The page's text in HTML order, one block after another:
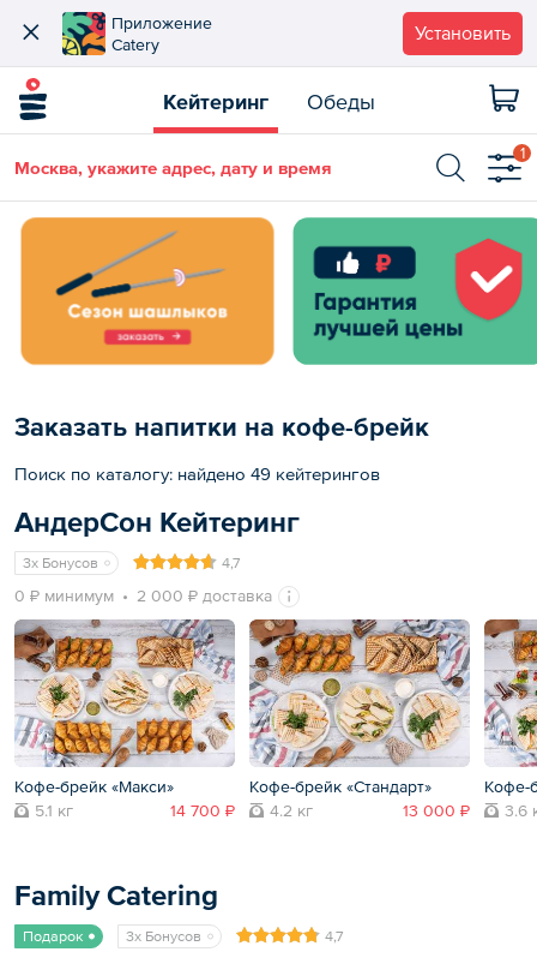
Приложение
Catery
Установить
Кейтеринг Обеды
Москва, укажите адрес, дату и время
1
Заказать напитки на кофе-брейк
Поиск по каталогу: найдено 49 кейтерингов
АндерСон Кейтеринг
3x Бонусов 4,7
0 ₽ минимум 2 000 ₽ доставка
Кофе-брейк «Макси»
5.1 кг
14 700 ₽
Кофе-брейк «Стандарт»
4.2 кг
13 000 ₽
Кофе-
3.6
Family Catering
Подарок 3x Бонусов 4,7